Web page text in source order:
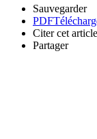
Sauvegarder
PDF
Citer cet article
Partager